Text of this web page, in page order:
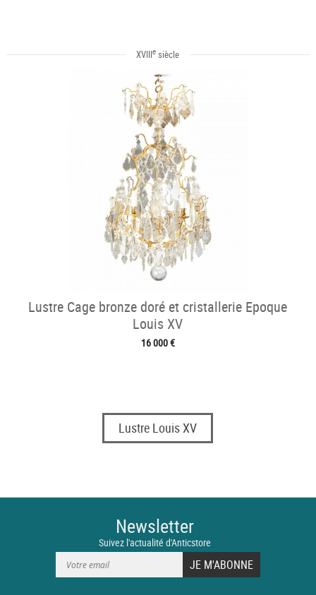
XVIIIe siècle
Lustre Cage bronze doré et cristallerie Epoque
Louis XV
16 000 €
Lustre Louis XV
Newsletter
Suivez l'actualité d'Anticstore